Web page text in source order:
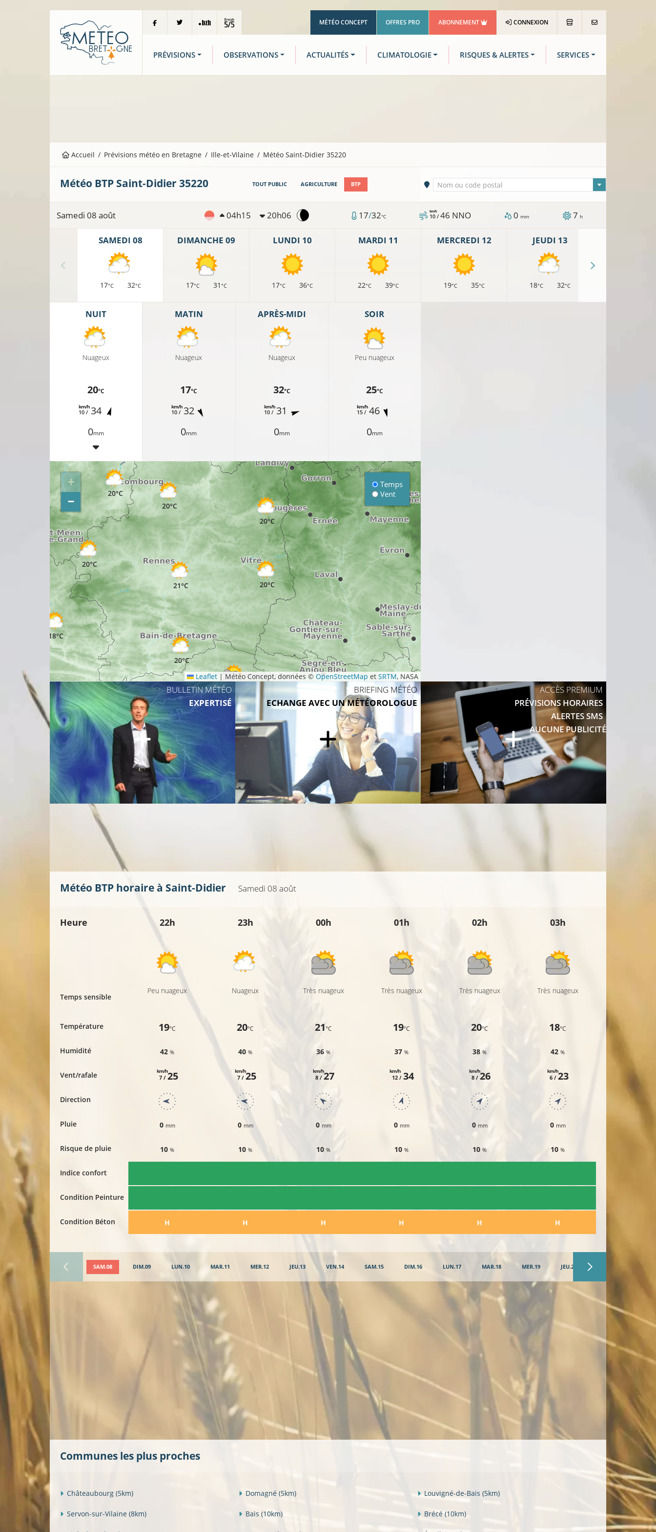
MÉTÉO CONCEPT OFFRES PRO ABONNEMENT CONNEXION
PRÉVISIONS OBSERVATIONS ACTUALITÉS CLIMATOLOGIE RISQUES & ALERTES SERVICES
Accueil Prévisions météo en Bretagne Ille-et-Vilaine Météo Saint-Didier 35220
Météo BTP Saint-Didier 35220 TOUT PUBLIC AGRICULTURE BTP Ville sélectionnée
Nom ou code postal
Samedi 08 août 04h15 20h06 17/32°C 10 /
km/h 46 NNO 0 mm 7 h
SAMEDI 08
17°C 32°C
DIMANCHE 09
17°C 31 °C
LUNDI 10
17°C 36°C
MARDI 11
22°C 39°C
MERCREDI 12
19°C 35°C
JEUDI 13
18°C 32°C
NUIT
Nuageux
20°C
10 /
km/h 34
0mm
MATIN
Nuageux
17°C
10 /
km/h 32
0mm
APRÈS-MIDI
Nuageux
32°C
10 /
km/h 31
0mm
SOIR
Peu nuageux
25°C
15 /
km/h46
0mm
18°C
17°C
20°C
20°C
20°C
20°C
18°C
21°C
20°C
20°C
20°C
21°C
19°C
18°C
+
−
Temps
Vent
Leaflet | Météo Concept, données © OpenStreetMap et SRTM, NASA
BULLETIN MÉTÉO
EXPERTISÉ
BRIEFING MÉTÉO
ECHANGE AVEC UN MÉTÉOROLOGUE
ACCÈS PREMIUM
PRÉVISIONS HORAIRES
ALERTES SMS
AUCUNE PUBLICITÉ
Météo BTP horaire à Saint-Didier Samedi 08 août
Heure
Temps sensible
Température
Humidité
Vent/rafale
Direction
Pluie
Risque de pluie
Indice confort
Condition Peinture
Condition Béton
22h
Peu nuageux
19°C
42%
7 /
km/h25
0 mm
10%
​H
23h
Nuageux
20°C
40%
7 /
km/h25
0 mm
10%
​H
00h
Très nuageux
21°C
36%
8 /
km/h27
0 mm
10%
​H
01h
Très nuageux
19°C
37%
12 /
km/h 34
0 mm
10%
​H
02h
Très nuageux
20°C
38%
8 /
km/h26
0 mm
10%
​H
03h
Très nuageux
18°C
42%
6 /
km/h23
0 mm
10%
​H
27
SAM.08 DIM.09 LUN.10 MAR.11 MER.12 JEU.13 VEN.14 SAM.15 DIM.16 LUN.17 MAR.18 MER.19 JEU.20
Communes les plus proches
Châteaubourg (5km) Domagné (5km) Louvigné-de-Bais (5km)
Servon-sur-Vilaine (8km) Bais (10km) Brécé (10km)